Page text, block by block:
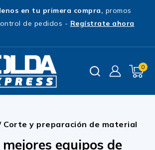
en tu primera compra, promos
de pedidos - Regístrate ahora
0
Corte y preparación de material
mejores equipos de